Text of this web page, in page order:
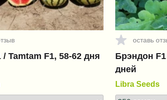
Tamtam F1, 58-62 дня
оставь
Брэндон
дней
Libra Seeds